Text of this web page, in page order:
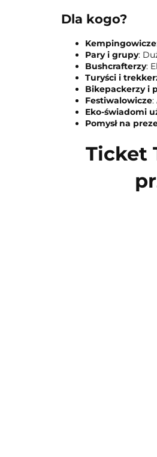
Dla kogo?
Kempingowicze
Pary i grupy:
Bushcrafterzy:
Turyści i
Bikepackerzy i
Festiwalowicze:
Eko-świadomi
Pomysł na
Ticket